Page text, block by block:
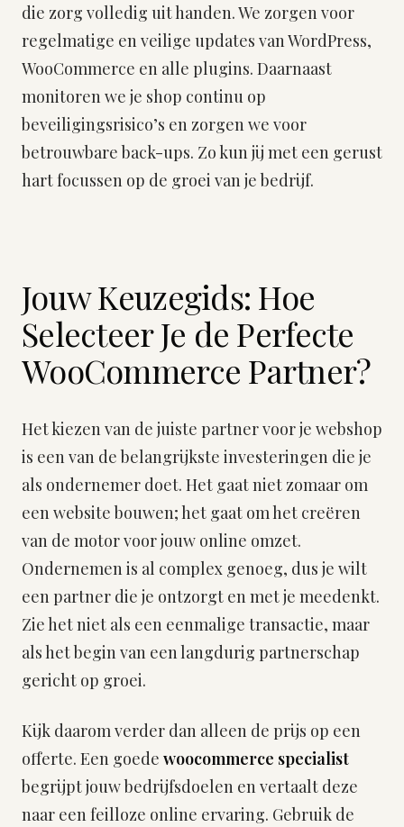
die zorg volledig uit handen. We zorgen voor
regelmatige en veilige updates van WordPress,
WooCommerce en alle plugins. Daarnaast
monitoren we je shop continu op
beveiligingsrisico’s en zorgen we voor
betrouwbare back-ups. Zo kun jij met een gerust
hart focussen op de groei van je bedrijf.
Jouw Keuzegids: Hoe
Selecteer Je de Perfecte
WooCommerce Partner?
Het kiezen van de juiste partner voor je webshop
is een van de belangrijkste investeringen die je
als ondernemer doet. Het gaat niet zomaar om
een website bouwen; het gaat om het creëren
van de motor voor jouw online omzet.
Ondernemen is al complex genoeg, dus je wilt
een partner die je ontzorgt en met je meedenkt.
Zie het niet als een eenmalige transactie, maar
als het begin van een langdurig partnerschap
gericht op groei.
Kijk daarom verder dan alleen de prijs op een
offerte. Een goede woocommerce specialist
begrijpt jouw bedrijfsdoelen en vertaalt deze
naar een feilloze online ervaring. Gebruik de